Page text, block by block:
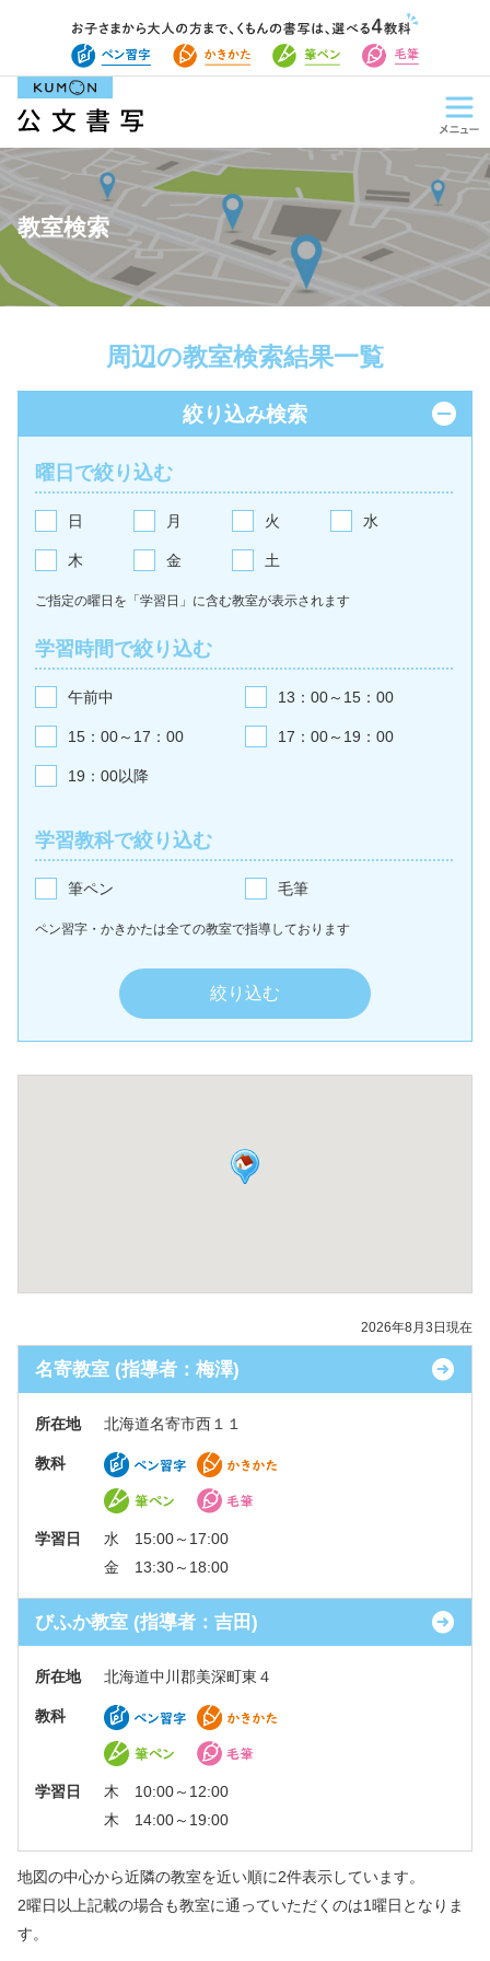
教室検索
周辺の教室検索結果一覧
絞り込み検索
曜日で絞り込む
日 月 火 水
木 金 土
ご指定の曜日を「学習日」に含む教室が表示されます
学習時間で絞り込む
午前中 13：00～15：00
15：00～17：00 17：00～19：00
19：00以降
学習教科で絞り込む
筆ペン 毛筆
ペン習字・かきかたは全ての教室で指導しております
2026年8月3日現在
名寄教室 (指導者：梅澤)
所在地 北海道名寄市西１１
教科
学習日
水 15:00～17:00
金 13:30～18:00
びふか教室 (指導者：吉田)
所在地 北海道中川郡美深町東４
教科
学習日
木 10:00～12:00
木 14:00～19:00
地図の中心から近隣の教室を近い順に2件表示しています。
2曜日以上記載の場合も教室に通っていただくのは1曜日となりま
す。